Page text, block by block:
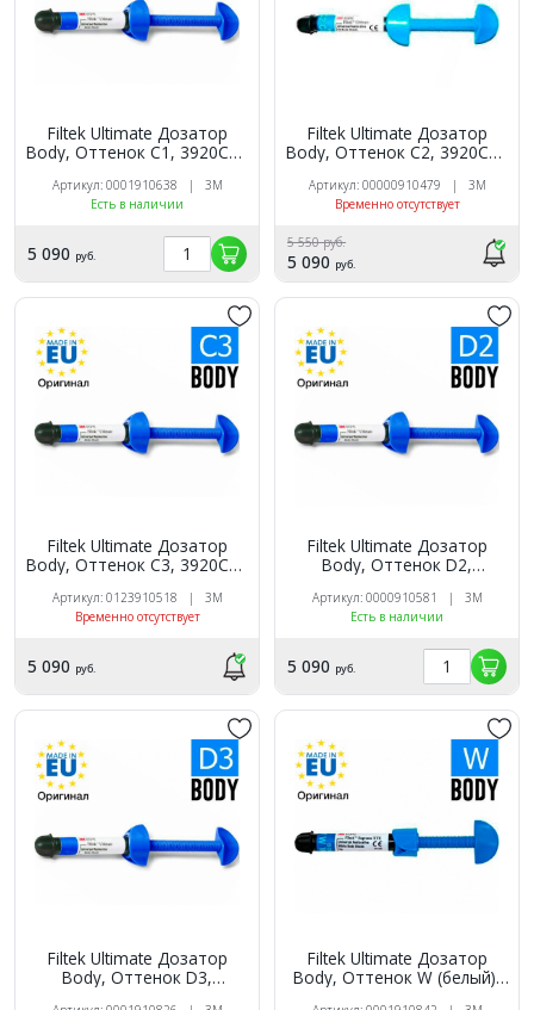
Filtek Ultimate Дозатор
Body, Оттенок C1, 3920C1B
реставрационный
композит 3M
Артикул: 0001910638 | 3M
Есть в наличии
5 090 руб.
Filtek Ultimate Дозатор
Body, Оттенок C2, 3920C2B
реставрационный
композит 3M
Артикул: 00000910479 | 3M
Временно отсутствует
5 550 руб.
5 090 руб.
Filtek Ultimate Дозатор
Body, Оттенок C3, 3920C3B
реставрационный
композит 3M
Артикул: 0123910518 | 3M
Временно отсутствует
5 090 руб.
Filtek Ultimate Дозатор
Body, Оттенок D2,
реставрационный
композит 3M
Артикул: 0000910581 | 3M
Есть в наличии
5 090 руб.
Filtek Ultimate Дозатор
Body, Оттенок D3,
Filtek Ultimate Дозатор
Body, Оттенок W (белый),